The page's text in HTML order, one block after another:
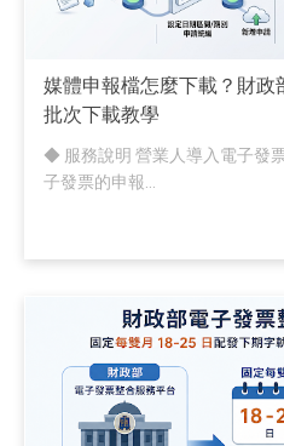
媒體申報檔怎麼下載？財政
批次下載教學
◆ 服務說明 營業人導入電子發
子發票的申報...